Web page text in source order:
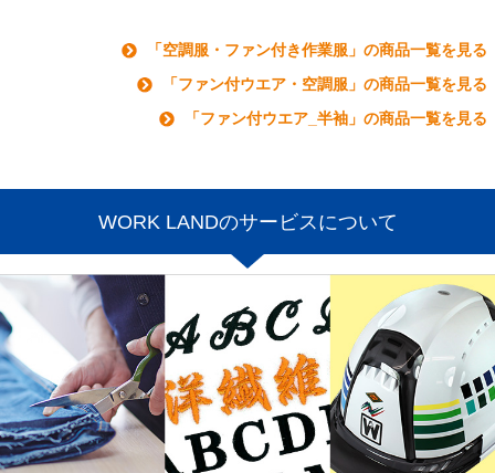
「空調服・ファン付き作業服」の商品一覧を見る
「ファン付ウエア・空調服」の商品一覧を見る
「ファン付ウエア_半袖」の商品一覧を見る
WORK LANDのサービスについて